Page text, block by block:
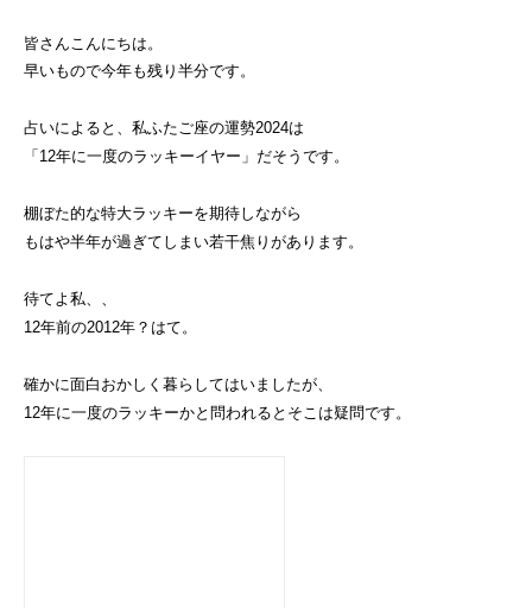
皆さんこんにちは。
早いもので今年も残り半分です。
占いによると、私ふたご座の運勢2024は
「12年に一度のラッキーイヤー」だそうです。
棚ぼた的な特大ラッキーを期待しながら
もはや半年が過ぎてしまい若干焦りがあります。
待てよ私、、
12年前の2012年？はて。
確かに面白おかしく暮らしてはいましたが、
12年に一度のラッキーかと問われるとそこは疑問です。